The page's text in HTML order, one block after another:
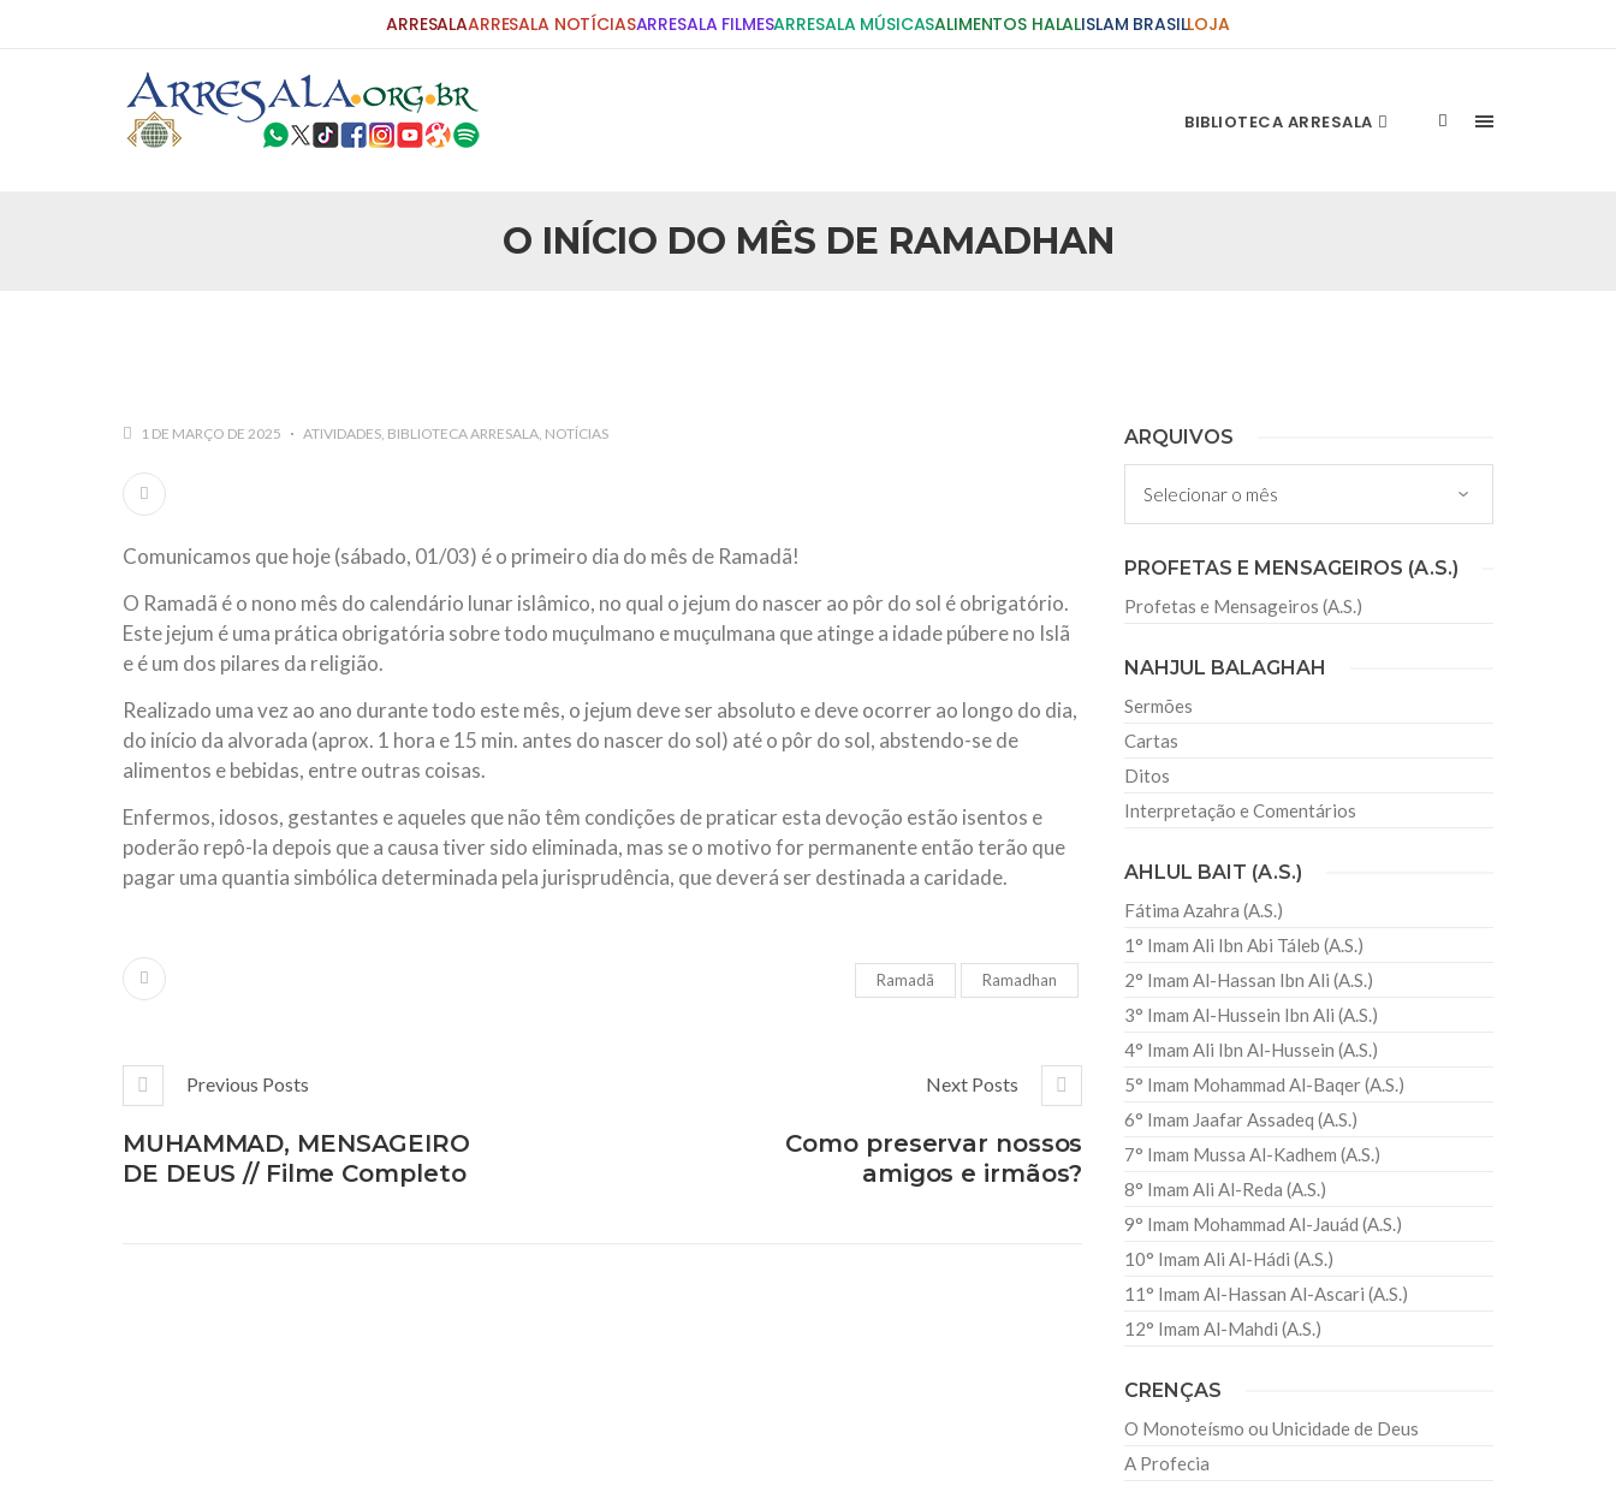
ARRESALAARRESALA NOTÍCIASARRESALA FILMESARRESALA MÚSICASALIMENTOS HALALISLAM BRASILLOJA
BIBLIOTECA ARRESALA
O INÍCIO DO MÊS DE RAMADHAN
Carta do Bispo da Flórida ao Presidente Bush
25 DE SETEMBRO DE 2010
Necessárias Considerações Sobre o Conflito
As Sementes da Miséria e do Terror Ano Novo Islâmico e Início de Muharam
Hejrita. Desejamos a todos os irmãos e irmãs um novo
10 DE NOVEMBRO DE 2013
Em nome de Deus, o Clemente, o Misericordioso! Diante da data em que
relembramos o martírio do quarto Imam dos muçulmanos, o Imam Ali Ibn Al-
Hussein Ibn Ali Ibn Abi Táleb (A.S.), conhecido por “Zein Al-Ábidin” (Formosura
Centro Islâmico no Brasil recebe o ex-ministro das
Relações Exteriores da República Islâmica do Irã
Na noite da quinta-feira, 03 de Abril, o Centro Islâmico no Brasil recebeu em sua
sede, em São Paulo, o ex-ministro das Relações Exteriores da República Islâmica
do Irã, Sr. Kamal Kharrazi, que encontra-se visitando
1 DE MARÇO DE 2025 ATIVIDADES BIBLIOTECA ARRESALA NOTÍCIAS
Comunicamos que hoje (sábado, 01/03) é o primeiro dia do mês de Ramadã!
O Ramadã é o nono mês do calendário lunar islâmico, no qual o jejum do nascer ao pôr do sol é obrigatório.
Este jejum é uma prática obrigatória sobre todo muçulmano e muçulmana que atinge a idade púbere no Islã
e é um dos pilares da religião.
Realizado uma vez ao ano durante todo este mês, o jejum deve ser absoluto e deve ocorrer ao longo do dia,
do início da alvorada (aprox. 1 hora e 15 min. antes do nascer do sol) até o pôr do sol, abstendo-se de
alimentos e bebidas, entre outras coisas.
Enfermos, idosos, gestantes e aqueles que não têm condições de praticar esta devoção estão isentos e
poderão repô-la depois que a causa tiver sido eliminada, mas se o motivo for permanente então terão que
pagar uma quantia simbólica determinada pela jurisprudência, que deverá ser destinada a caridade.
Ramadã Ramadhan
Previous Posts
MUHAMMAD, MENSAGEIRO
DE DEUS // Filme Completo
Next Posts
Como preservar nossos
amigos e irmãos?
ARQUIVOS
Arquivos
PROFETAS E MENSAGEIROS (A.S.)
Profetas e Mensageiros (A.S.)
NAHJUL BALAGHAH
Sermões
Cartas
Ditos
Interpretação e Comentários
AHLUL BAIT (A.S.)
Fátima Azahra (A.S.)
1° Imam Ali Ibn Abi Táleb (A.S.)
2° Imam Al-Hassan Ibn Ali (A.S.)
3° Imam Al-Hussein Ibn Ali (A.S.)
4° Imam Ali Ibn Al-Hussein (A.S.)
5° Imam Mohammad Al-Baqer (A.S.)
6° Imam Jaafar Assadeq (A.S.)
7° Imam Mussa Al-Kadhem (A.S.)
8° Imam Ali Al-Reda (A.S.)
9° Imam Mohammad Al-Jauád (A.S.)
10° Imam Ali Al-Hádi (A.S.)
11° Imam Al-Hassan Al-Ascari (A.S.)
12° Imam Al-Mahdi (A.S.)
CRENÇAS
O Monoteísmo ou Unicidade de Deus
A Profecia